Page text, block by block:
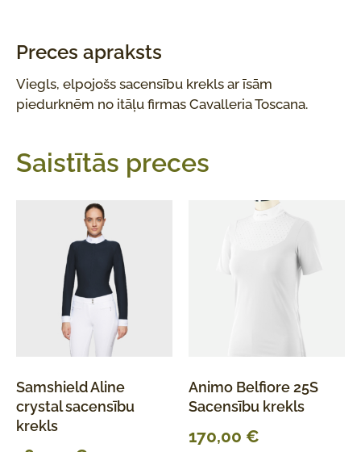
Preces apraksts
Viegls, elpojošs sacensību krekls ar īsām
piedurknēm no itāļu firmas Cavalleria Toscana.
Saistītās preces
Samshield Aline
crystal sacensību
krekls
Animo Belfiore 25S
Sacensību krekls
170,00 €